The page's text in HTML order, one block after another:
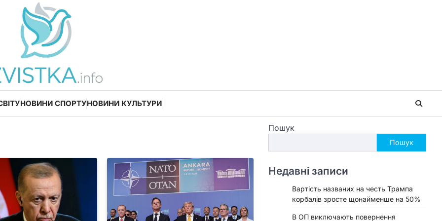
НОВИНИ СПОРТУНОВИНИ КУЛЬТУРИ
Пошук
Пошук
Недавні записи
Вартість названих на честь Трампа
корбалів зросте щонайменше на 50%
В ОП виключають повернення